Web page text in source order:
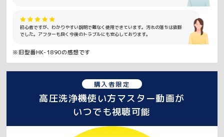
初心者ですが、わかりやすい説明で難なく使用できています。汚れの落ちは抜群
でした。アフターも良く今後のトラブルにも安心しております。
※旧型番HK-1890の感想です
購入者限定
高圧洗浄機使い方マスター動画が
いつでも視聴可能